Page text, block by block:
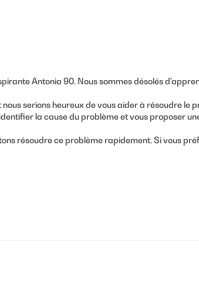
Antonia 90. Nous sommes désolés
serions heureux de vous aider à résoudre
la cause du problème et vous proposer
résoudre ce problème rapidement. Si vous